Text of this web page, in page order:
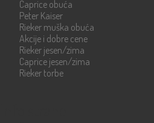
Caprice obuća
Peter Kaiser
Rieker muška obuća
Akcije i dobre cene
Rieker jesen/zima
Caprice jesen/zima
Rieker torbe